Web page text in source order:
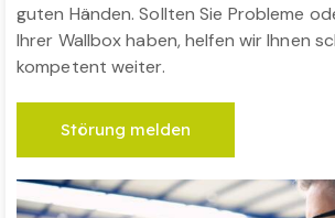
guten Händen. Sollten Sie Probleme
Ihrer Wallbox haben, helfen wir Ihnen
kompetent weiter.
Störung melden